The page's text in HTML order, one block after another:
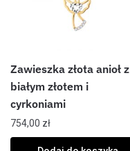
Zawieszka złota anioł z
białym złotem i
cyrkoniami
754,00 zł